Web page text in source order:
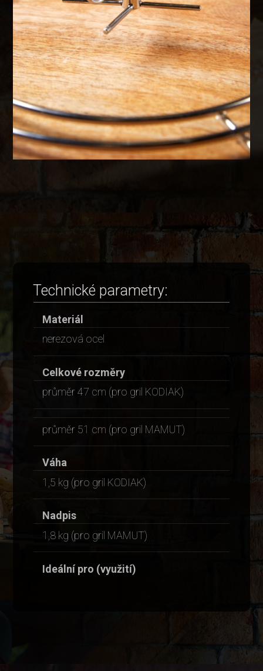
Technické parametry:
Materiál
nerezová ocel
Celkové rozměry
průměr 47 cm (pro gril KODIAK)
průměr 51 cm (pro gril MAMUT)
Váha
1,5 kg (pro gril KODIAK)
Nadpis
1,8 kg (pro gril MAMUT)
Ideální pro (využití)